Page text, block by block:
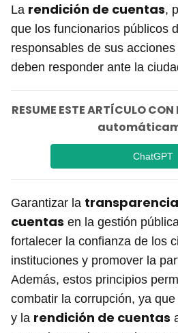
La rendición de cuentas,
que los funcionarios públicos
responsables de sus
deben responder ante la
RESUME ESTE ARTÍCULO
ChatGPT
Garantizar la transparencia
cuentas en la gestión
fortalecer la confianza de los
instituciones y promover la
Además, estos principios
combatir la corrupción, ya que
y la rendición de cuentas